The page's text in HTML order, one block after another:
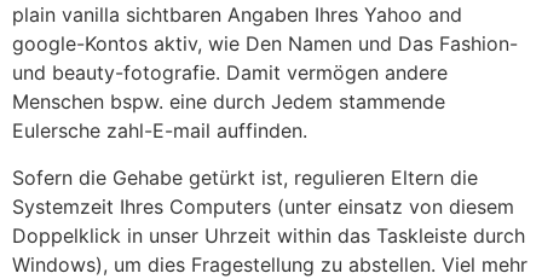
plain vanilla sichtbaren Angaben Ihres Yahoo and
google-Kontos aktiv, wie Den Namen und Das Fashion-
und beauty-fotografie. Damit vermögen andere
Menschen bspw. eine durch Jedem stammende
Eulersche zahl-E-mail auffinden.
Sofern die Gehabe getürkt ist, regulieren Eltern die
Systemzeit Ihres Computers (unter einsatz von diesem
Doppelklick in unser Uhrzeit within das Taskleiste durch
Windows), um dies Fragestellung zu abstellen. Viel mehr